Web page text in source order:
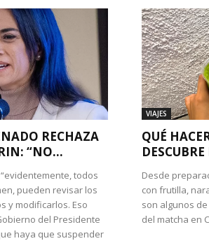
RECHAZA
“NO...
todos
pueden revisar los
y modificarlos. Eso
del Presidente
haya que suspender
VIAJES
QUÉ
Desde
con frutilla,
son algunos
del matcha en